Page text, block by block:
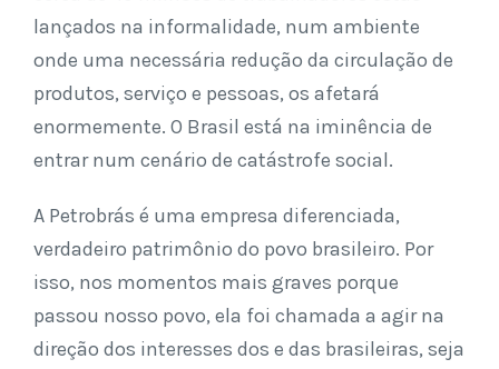
lançados na informalidade, num ambiente
onde uma necessária redução da circulação de
produtos, serviço e pessoas, os afetará
enormemente. O Brasil está na iminência de
entrar num cenário de catástrofe social.
A Petrobrás é uma empresa diferenciada,
verdadeiro patrimônio do povo brasileiro. Por
isso, nos momentos mais graves porque
passou nosso povo, ela foi chamada a agir na
direção dos interesses dos e das brasileiras, seja